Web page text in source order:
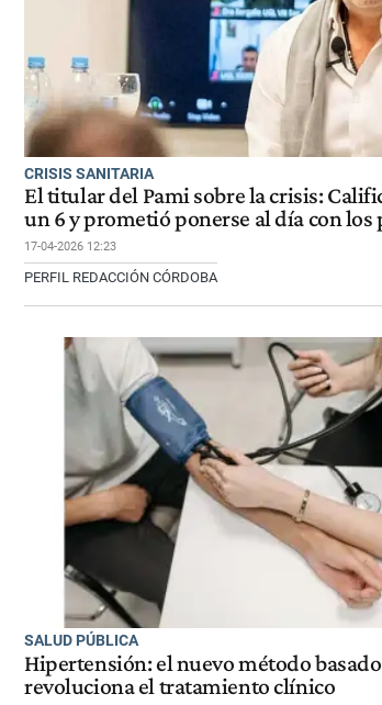
CRISIS SANITARIA
El titular del Pami sobre la crisis:
un 6 y prometió ponerse al día con los
17-04-2026 12:23
PERFIL REDACCIÓN CÓRDOBA
SALUD PÚBLICA
Hipertensión: el nuevo método
revoluciona el tratamiento clínico